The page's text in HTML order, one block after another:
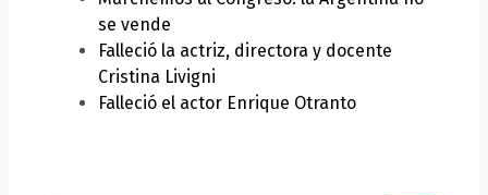
se vende
Falleció la actriz, directora y docente
Cristina Livigni
Falleció el actor Enrique Otranto